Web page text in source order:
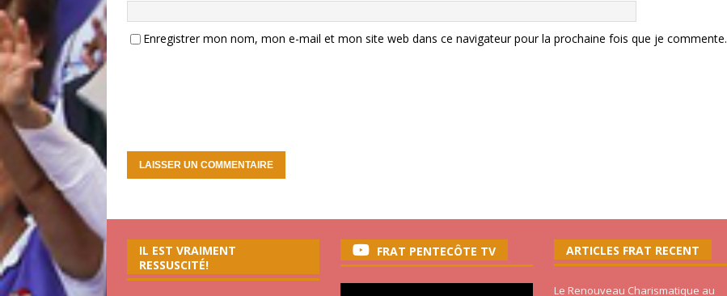
Enregistrer mon nom, mon e-mail et mon site web dans ce navigateur pour la prochaine fois que je commente.
IL EST VRAIMENT
RESSUSCITÉ!
FRAT PENTECÔTE TV ARTICLES FRAT RECENT
Le Renouveau Charismatique au